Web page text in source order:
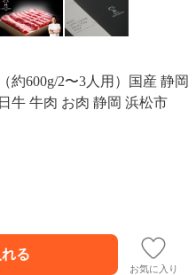
約600g/2〜3人用）国産 静岡
牛 牛肉 お肉 静岡 浜松市
お気に入り